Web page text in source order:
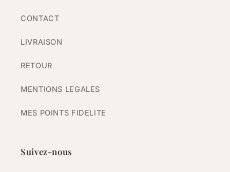
CONTACT
LIVRAISON
RETOUR
MENTIONS LEGALES
MES POINTS FIDELITE
Suivez-nous